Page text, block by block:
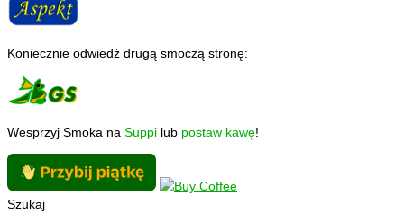
Koniecznie odwiedź drugą smoczą stronę:
Wesprzyj Smoka na Suppi lub postaw kawę!
Szukaj